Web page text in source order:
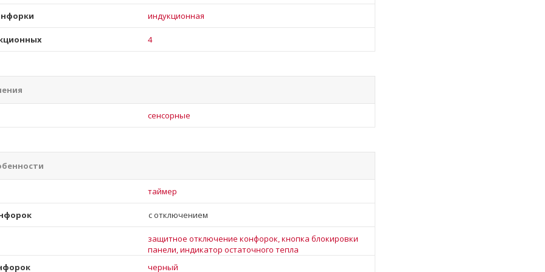
индукционная
4
сенсорные
таймер
с отключением
защитное отключение конфорок, кнопка блокировки
панели, индикатор остаточного тепла
черный